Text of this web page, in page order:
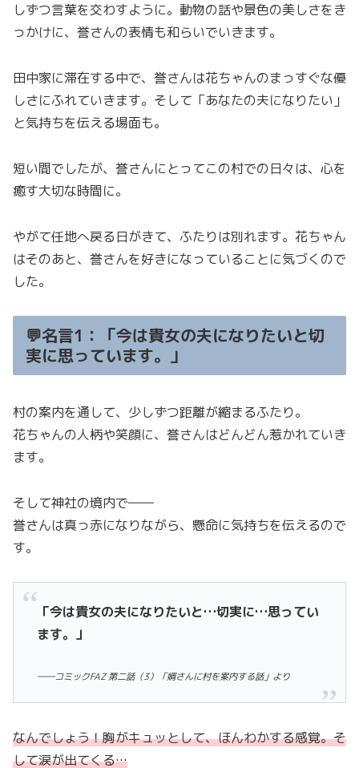
しずつ言葉を交わすように。動物の話や景色の美しさをき
っかけに、誉さんの表情も和らいでいきます。
田中家に滞在する中で、誉さんは花ちゃんのまっすぐな優
しさにふれていきます。そして「あなたの夫になりたい」
と気持ちを伝える場面も。
短い間でしたが、誉さんにとってこの村での日々は、心を
癒す大切な時間に。
やがて任地へ戻る日がきて、ふたりは別れます。花ちゃん
はそのあと、誉さんを好きになっていることに気づくので
した。
💬名言1：「今は貴女の夫になりたいと切
実に思っています。」
村の案内を通して、少しずつ距離が縮まるふたり。
花ちゃんの人柄や笑顔に、誉さんはどんどん惹かれていき
ます。
そして神社の境内で――
誉さんは真っ赤になりながら、懸命に気持ちを伝えるので
す。
「今は貴女の夫になりたいと…切実に…思ってい
ます。」
――コミックFAZ 第二話（3）「婿さんに村を案内する話」より
なんでしょう！胸がキュッとして、ほんわかする感覚。そ
して涙が出てくる…